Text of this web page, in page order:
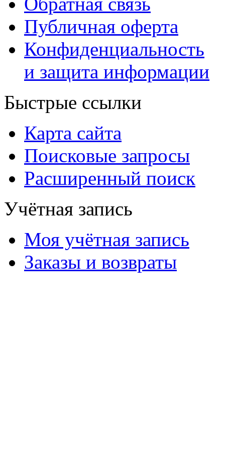
Публичная оферта
Конфиденциальность
и защита информации
Быстрые ссылки
Карта сайта
Поисковые запросы
Расширенный поиск
Учётная запись
Моя учётная запись
Заказы и возвраты